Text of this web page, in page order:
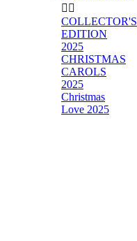
 
COLLECTOR'S
EDITION
2025
CHRISTMAS
CAROLS
2025
Christmas
Love 2025